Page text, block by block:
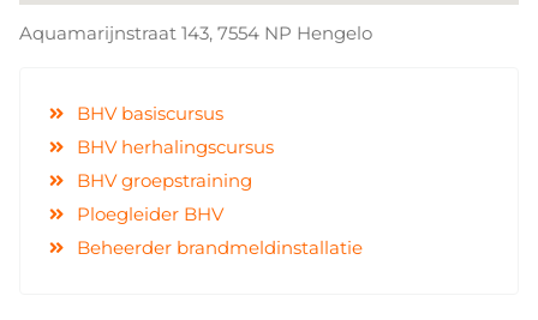
Aquamarijnstraat 143, 7554 NP Hengelo
BHV basiscursus
BHV herhalingscursus
BHV groepstraining
Ploegleider BHV
Beheerder brandmeldinstallatie